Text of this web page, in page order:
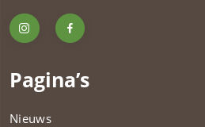
Pagina’s
Nieuws